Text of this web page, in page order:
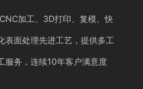
加工、3D打印、复模、快
表面处理先进工艺，提供多工
服务，连续10年客户满意度